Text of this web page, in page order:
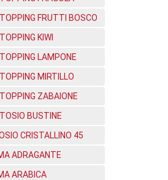
FRUTTI BOSCO
KIWI
LAMPONE
MIRTILLO
ZABAIONE
BUSTINE
CRISTALLINO 45
ADRAGANTE
ARABICA